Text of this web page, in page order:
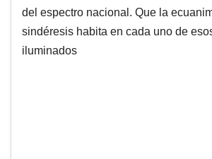
del espectro nacional. Que la
sindéresis habita en cada uno de
iluminados